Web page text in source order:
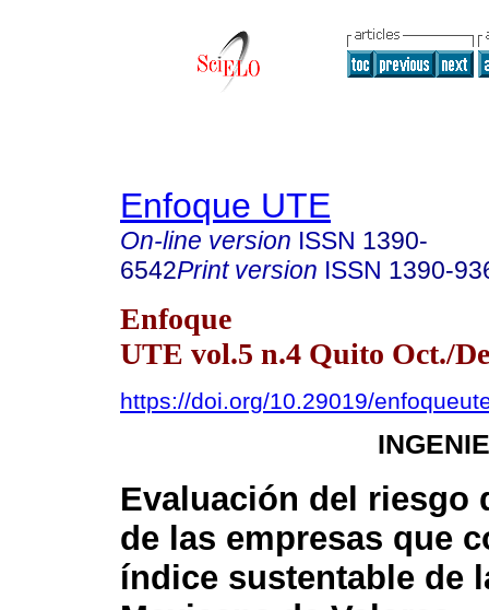
Enfoque UTE
On-line version ISSN 1390-
6542Print version ISSN 1390-
Enfoque
UTE vol.5 n.4 Quito Oct./
https://doi.org/10.29019/
Evaluación del riesgo
de las empresas que
índice sustentable de